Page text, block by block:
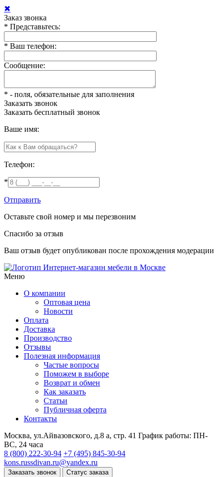
✖
Заказ звонка
* Представьтесь:
* Ваш телефон:
Сообщение:
* - поля, обязательные для заполнения
Заказать звонок
Заказать бесплатный звонок
Ваше имя:
Телефон:
*
Отправить
Оставьте свой номер и мы перезвоним
Спасибо за отзыв
Ваш отзыв будет опубликован после прохождения модерации
Интернет-магазин мебели в Москве
Меню
О компании
Оптовая цена
Новости
Оплата
Доставка
Производство
Отзывы
Полезная информация
Частые вопросы
Поможем в выборе
Возврат и обмен
Как заказать
Статьи
Публичная оферта
Контакты
Москва, ул.Айвазовского, д.8 а, стр. 41 График работы: ПН-
ВС, 24 часа
8 (800) 222-30-94 +7 (495) 845-30-94
kons.russdivan.ru@yandex.ru
Заказать звонок Статус заказа